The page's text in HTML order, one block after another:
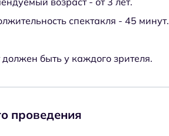
спектакля - 45 минут.
должен быть у каждого зрителя.
проведения